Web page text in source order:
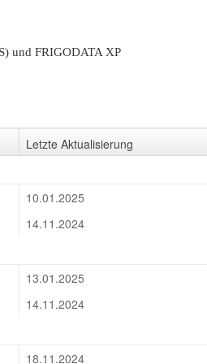
und FRIGODATA XP
Letzte Aktualisierung
10.01.2025
14.11.2024
13.01.2025
14.11.2024
18.11.2024